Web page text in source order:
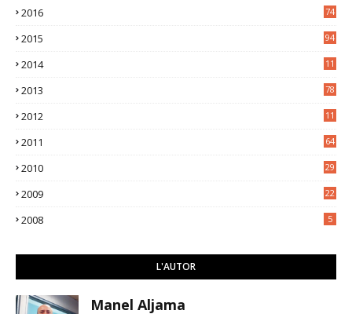
2016 74
2015 94
2014
11
2013 78
2012
11
2011 64
2010 29
2009 22
2008 5
L'AUTOR
Manel Aljama